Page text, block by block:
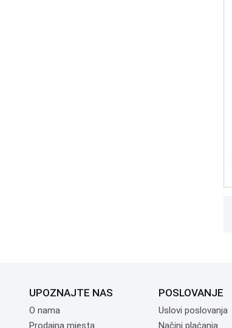
UPOZNAJTE NAS
O nama
Prodajna mjesta
POSLOVANJE
Uslovi poslovanja
Načini plaćanja